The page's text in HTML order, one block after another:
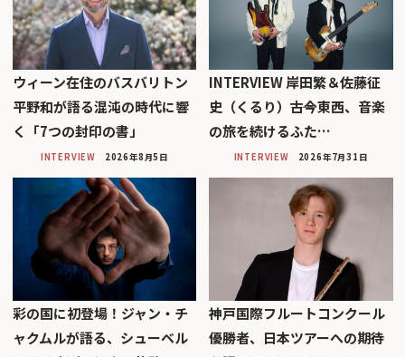
ウィーン在住のバスバリトン
平野和が語る混沌の時代に響
く「7つの封印の書」
INTERVIEW 2026年8月5日
INTERVIEW 岸田繁＆佐藤征
史（くるり）――古今東西、音楽
の旅を続けるふた…
INTERVIEW 2026年7月31日
彩の国に初登場！ジャン・チ
ャクムルが語る、シューベル
神戸国際フルートコンクール
優勝者、日本ツアーへの期待